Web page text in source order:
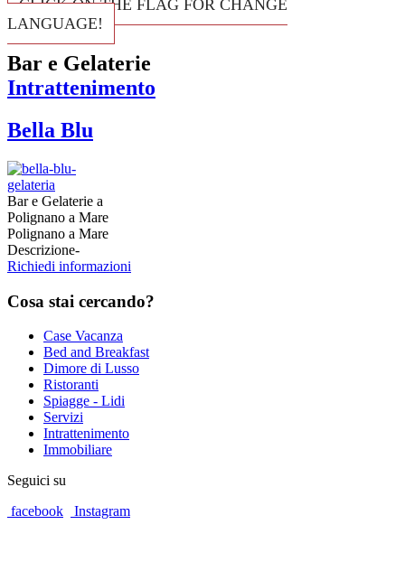
CLICK ON THE FLAG FOR CHANGE
LANGUAGE!
Bar e Gelaterie
Intrattenimento
Bella Blu
Bar e Gelaterie a
Polignano a Mare
Polignano a Mare
Descrizione-
Richiedi informazioni
Cosa stai cercando?
Case Vacanza
Bed and Breakfast
Dimore di Lusso
Ristoranti
Spiagge - Lidi
Servizi
Intrattenimento
Immobiliare
Seguici su
facebook
Instagram